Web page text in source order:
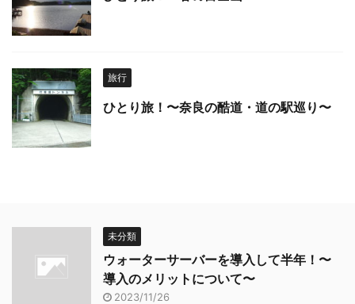
旅行
ひとり旅！〜奈良の酷道・道の駅巡り〜
未分類
ウォーターサーバーを導入して半年！〜
導入のメリットについて〜
2023/11/26